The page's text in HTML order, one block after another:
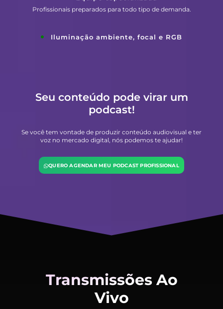
Profissionais preparados para todo tipo de demanda.
Iluminação ambiente, focal e RGB
Seu conteúdo pode virar um
podcast!
Se você tem vontade de produzir conteúdo audiovisual e ter
voz no mercado digital, nós podemos te ajudar!
QUERO AGENDAR MEU PODCAST PROFISSIONAL
Transmissões Ao
Vivo